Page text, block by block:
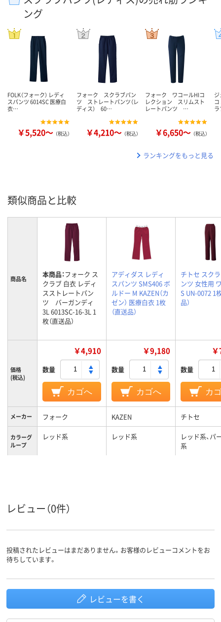
ング
FOLK（フォーク） レディ
スパンツ 6014SC 医療白
衣…
￥5,520～ （税込）
フォーク スクラブパン
ツ ストレートパンツ（レ
ディス） 60…
￥4,210～ （税込）
フォーク ワコールHIコ
レクション スリムスト
レートパンツ …
￥6,650～ （税込）
コ
ランキングをもっと見る
類似商品と比較
商品名 本商品：フォーク ス
クラブ 白衣 レディ
スストレートパン
ツ バーガンディ
3L 6013SC-16-3L 1
枚（直送品）
アディダス レディ
スパンツ SMS406 ボ
ルドー M KAZEN（カ
ゼン） 医療白衣 1枚
（直送品）
チトセ スク
ンツ 女性用
S UN-0072 1
品）
価格
(税込)
￥4,910
数量
カゴへ
￥9,180
数量
カゴへ
数量
カ
メーカー フォーク KAZEN チトセ
カラーグ
ループ
レッド系 レッド系
レッド系、パ
系
レビュー（0件）
投稿されたレビューはまだありません。お客様のレビューコメントをお
待ちしています。
レビューを書く